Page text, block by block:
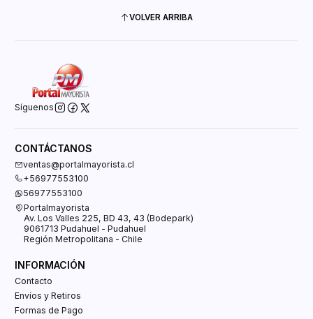
VOLVER ARRIBA
Síguenos
CONTÁCTANOS
ventas@portalmayorista.cl
+56977553100
56977553100
Portalmayorista
Av. Los Valles 225, BD 43, 43 (Bodepark)
9061713 Pudahuel - Pudahuel
Región Metropolitana - Chile
INFORMACIÓN
Contacto
Envíos y Retiros
Formas de Pago